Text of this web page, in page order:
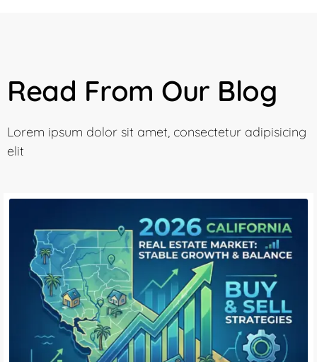
Read From Our Blog
Lorem ipsum dolor sit amet, consectetur adipisicing
elit